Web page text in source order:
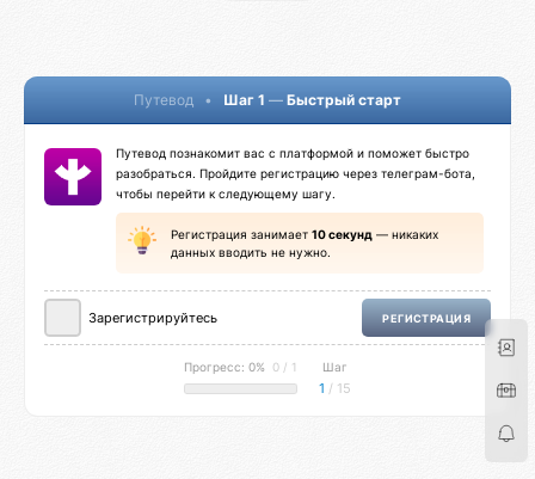
Путевод • Шаг 1 — Быстрый старт
Путевод познакомит вас с платформой и поможет быстро
разобраться. Пройдите регистрацию через телеграм-бота,
чтобы перейти к следующему шагу.
Регистрация занимает 10 секунд — никаких
данных вводить не нужно.
Зарегистрируйтесь РЕГИСТРАЦИЯ
Прогресс: 0% 0 / 1 Шаг
1 / 15